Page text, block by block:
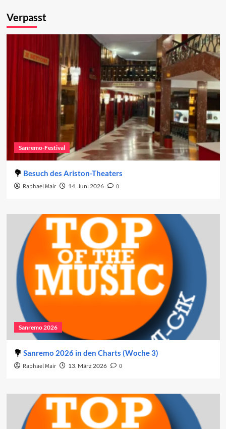
Verpasst
Sanremo-Festival
Besuch des Ariston-Theaters
Raphael Mair 14. Juni 2026 0
Sanremo 2026
Sanremo 2026 in den Charts (Woche 3)
Raphael Mair 13. März 2026 0